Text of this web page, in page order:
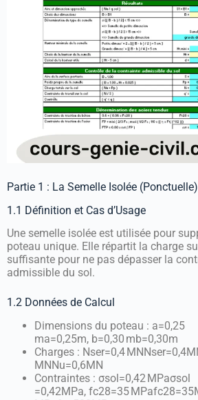
Partie 1 : La Semelle Isolée (Ponctuelle)
1.1 Définition et Cas d’Usage
Une semelle isolée est utilisée pour
poteau unique. Elle répartit la charge
suffisante pour ne pas dépasser la
admissible du sol.
1.2 Données de Calcul
Dimensions du poteau : a=0,25
ma=0,25m, b=0,30 mb=0,30m
Charges : Nser=0,4 MN Nser=0,4
MN Nu=0,6MN
Contraintes : σsol=0,42 MPaσso
=0,42MPa, fc28=35 MPafc28=35